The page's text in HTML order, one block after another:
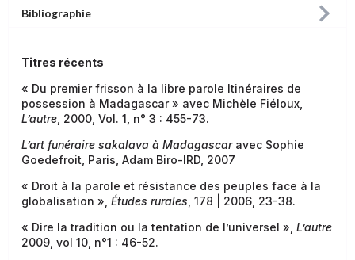
Bibliographie
Titres récents
« Du premier frisson à la libre parole Itinéraires de
possession à Madagascar » avec Michèle Fiéloux,
L’autre , 2000, Vol. 1, n° 3 : 455-73.
L’art funéraire sakalava à Madagascaravec Sophie
Goedefroit, Paris, Adam Biro-IRD, 2007
« Droit à la parole et résistance des peuples face à la
globalisation », Études rurales , 178 | 2006, 23-38.
« Dire la tradition ou la tentation de l’universel », L’autre
2009, vol 10, n°1 : 46-52.